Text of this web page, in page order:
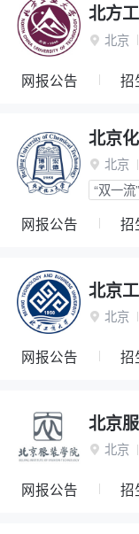
北方
 北京
网报公告 招
北京
 北京
“双一
网报公告 招
北京
 北京
网报公告 招
北京
 北京
网报公告 招